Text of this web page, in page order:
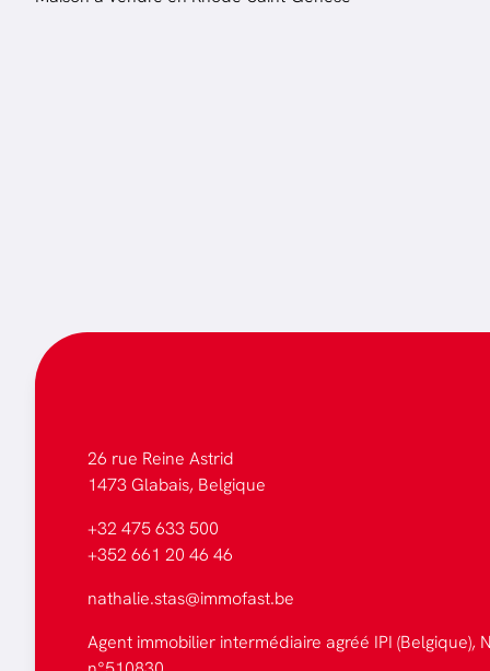
26 rue Reine Astrid
1473 Glabais, Belgique
+32 475 633 500
+352 661 20 46 46
nathalie.stas@immofast.be
Agent immobilier intermédiaire agréé IPI (Belgique),